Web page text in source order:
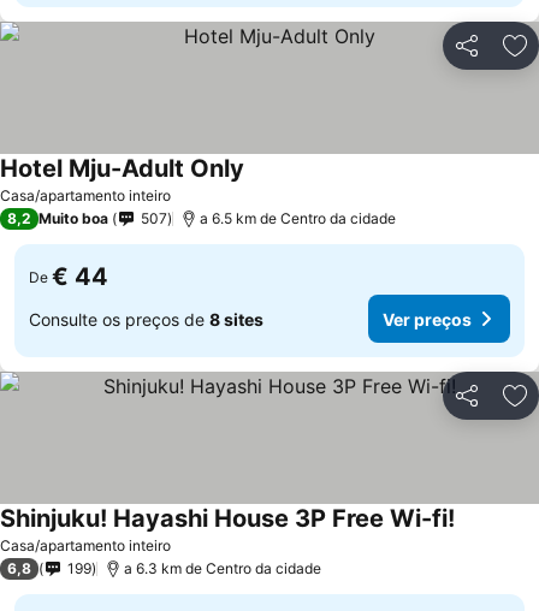
Partilhar
Casa/apartamento inteiro
Hotel Mju-Adult Only
8,2 Muito boa 507 a 6.5 km de Centro da cidade
De € 44
Consulte os preços de 8 sites Ver preços
Partilhar
Casa/apartamento inteiro
Shinjuku! Hayashi House 3P Free Wi-fi!
6,8 199 a 6.3 km de Centro da cidade